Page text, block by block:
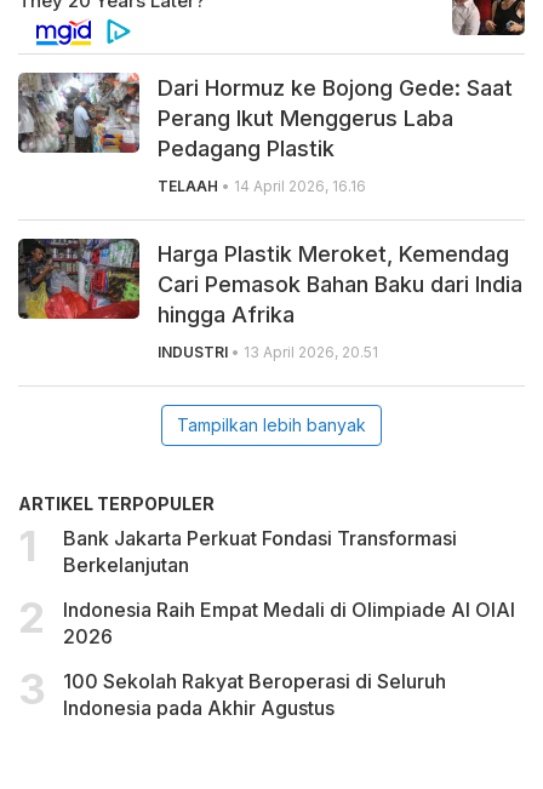
Dari Hormuz ke Bojong Gede: Saat
Perang Ikut Menggerus Laba
Pedagang Plastik
TELAAH • 14 April 2026, 16.16
Harga Plastik Meroket, Kemendag
Cari Pemasok Bahan Baku dari India
hingga Afrika
INDUSTRI • 13 April 2026, 20.51
Tampilkan lebih banyak
ARTIKEL TERPOPULER
Bank Jakarta Perkuat Fondasi Transformasi
Berkelanjutan
Indonesia Raih Empat Medali di Olimpiade AI OIAI
2026
100 Sekolah Rakyat Beroperasi di Seluruh
Indonesia pada Akhir Agustus